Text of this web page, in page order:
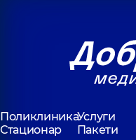
ПоликлиникаУслуги
Стационар
Пакети